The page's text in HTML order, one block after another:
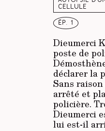
cellule
ép. 1
Dieumerci
poste de
déclarer la
Sans
arrêté et
policière.
Dieumerci
lui est-il